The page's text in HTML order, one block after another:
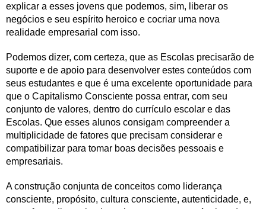
explicar a esses jovens que podemos, sim, liberar os
negócios e seu espírito heroico e cocriar uma nova
realidade empresarial com isso.
Podemos dizer, com certeza, que as Escolas precisarão de
suporte e de apoio para desenvolver estes conteúdos com
seus estudantes e que é uma excelente oportunidade para
que o Capitalismo Consciente possa entrar, com seu
conjunto de valores, dentro do currículo escolar e das
Escolas. Que esses alunos consigam compreender a
multiplicidade de fatores que precisam considerar e
compatibilizar para tomar boas decisões pessoais e
empresariais.
A construção conjunta de conceitos como liderança
consciente, propósito, cultura consciente, autenticidade, e,